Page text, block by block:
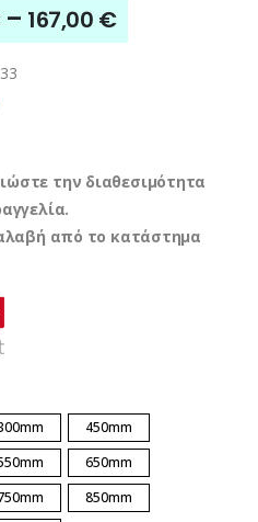
– 167,00 €Price
range:
την διαθεσιμότητα
από το κατάστημα
450mm
650mm
850mm